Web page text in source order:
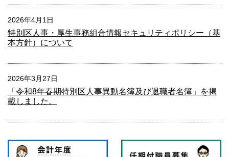
2026年4月1日
特別区人事・厚生事務組合情報セキュリティポリシー（基
本方針）について
2026年3月27日
「令和8年春期特別区人事異動名簿及び退職者名簿」を掲
載しました。